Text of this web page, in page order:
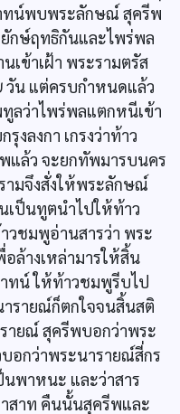
ทน์พบพระลักษณ์ สุครีพ
กษ์ฤทธิกันและไพร่พล
ข้าเฝ้า พระรามตรัส
น แต่ครบกำหนดแล้ว
ลว่าไพร่พลแตกหนีเข้า
งลงกา เกรงว่าท้าว
แล้ว จะยกทัพมารบนคร
ามจึงสั่งให้พระลักษณ์
เป็นทูตนำไปให้ท้าว
วชมพูอ่านสารว่า พระ
ล้างเหล่ามารให้สิ้น
ทน์ ให้ท้าวชมพูรีบไป
รายณ์ก็ตกใจจนสิ้นสติ
ายณ์ สุครีพบอกว่าพระ
อกว่าพระนารายณ์สี่กร
นพาหนะ และว่าสาร
สาท คืนนั้นสุครีพและ